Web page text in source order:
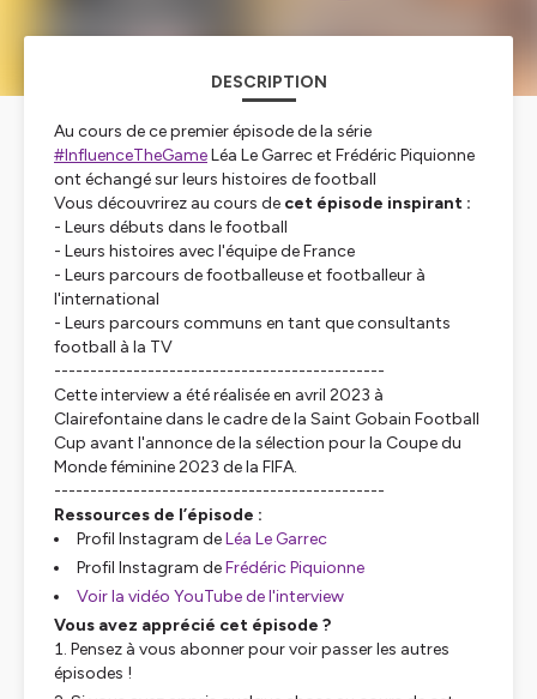
DESCRIPTION
Au cours de ce premier épisode de la série
#InfluenceTheGameLéa Le Garrec et Frédéric Piquionne
ont échangé sur leurs histoires de football
Vous découvrirez au cours de cet épisode inspirant :
- Leurs débuts dans le football
- Leurs histoires avec l'équipe de France
- Leurs parcours de footballeuse et footballeur à
l'international
- Leurs parcours communs en tant que consultants
football à la TV
----------------------------------------------
Cette interview a été réalisée en avril 2023 à
Clairefontaine dans le cadre de la Saint Gobain Football
Cup avant l'annonce de la sélection pour la Coupe du
Monde féminine 2023 de la FIFA.
----------------------------------------------
Ressources de l’épisode :
Profil Instagram deLéa Le Garrec
Profil Instagram deFrédéric Piquionne
Voir la vidéo YouTube de l'interview
Vous avez apprécié cet épisode ?
Pensez à vous abonnerpour voir passer les autres
épisodes !